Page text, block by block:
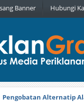
Banner Hubungi
Pengobatan Alternatip